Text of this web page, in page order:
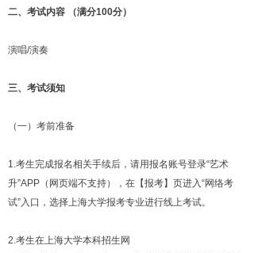
二、考试内容 （满分100分）
演唱/演奏
三、考试须知
（一）考前准备
1.考生完成报名相关手续后，请用报名账号登录“艺术
升”APP（网页端不支持），在【报考】页进入“网络考
试”入口，选择上海大学报考专业进行线上考试。
2.考生在上海大学本科招生网